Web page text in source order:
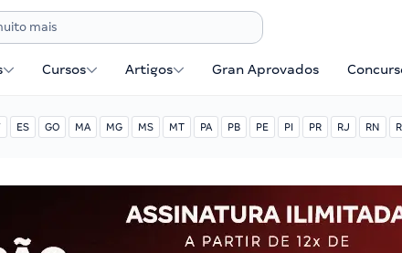
Cursos Artigos Gran Aprovados
ES GO MA MG MS MT PA PB PE PI PR RJ RN